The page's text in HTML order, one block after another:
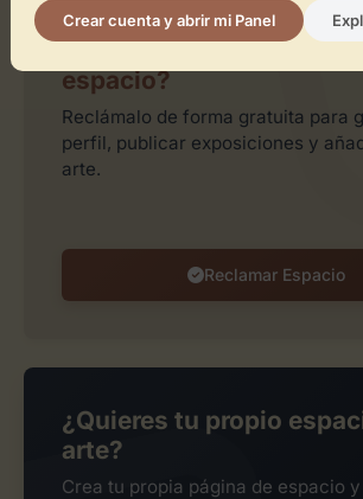
¿Eres el representante
espacio?
Reclámalo de forma gratuita para
perfil, publicar exposiciones y
arte.
Reclamar Espacio
¿Quieres tu propio
arte?
Crea tu propia página de espacio
Crear cuenta y abrir mi Panel